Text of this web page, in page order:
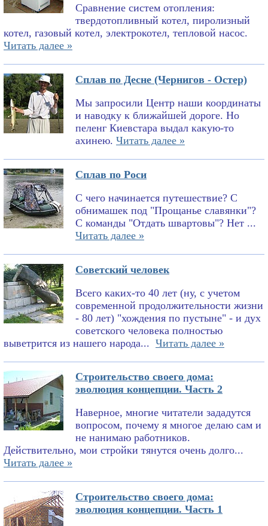
Сравнение систем отопления:
твердотопливный котел, пиролизный
котел, газовый котел, электрокотел, тепловой насос.
Читать далее »
Сплав по Десне (Чернигов - Остер)
Мы запросили Центр наши координаты
и наводку к ближайшей дороге. Но
пеленг Киевстара выдал какую-то
ахинею. Читать далее »
Сплав по Роси
С чего начинается путешествие? С
обнимашек под "Прощанье славянки"?
С команды "Отдать швартовы"? Нет ...
Читать далее »
Советский человек
Всего каких-то 40 лет (ну, с учетом
современной продолжительности жизни
- 80 лет) "хождения по пустыне" - и дух
советского человека полностью
выветрится из нашего народа... Читать далее »
Строительство своего дома:
эволюция концепции. Часть 2
Наверное, многие читатели зададутся
вопросом, почему я многое делаю сам и
не нанимаю работников.
Действительно, мои стройки тянутся очень долго...
Читать далее »
Строительство своего дома:
эволюция концепции. Часть 1